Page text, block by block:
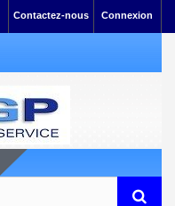
Connexion
Contactez-nous